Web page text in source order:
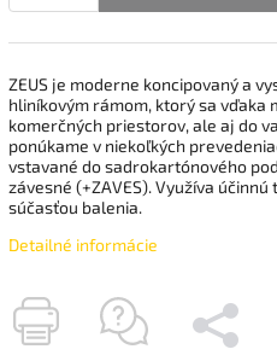
ZEUS je moderne koncipovaný a
hliníkovým rámom, ktorý sa vďaka
komerčných priestorov, ale aj do
ponúkame v niekoľkých
vstavané do sadrokartónového
závesné (+ZAVES). Využíva účinnú
súčasťou balenia.
Detailné informácie